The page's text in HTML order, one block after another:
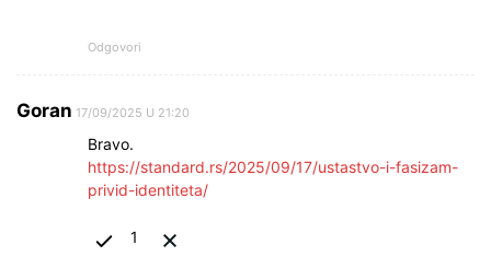
Odgovori
Goran 17/09/2025 U 21:20
Bravo.
https://standard.rs/2025/09/17/ustastvo-i-fasizam-
privid-identiteta/
1